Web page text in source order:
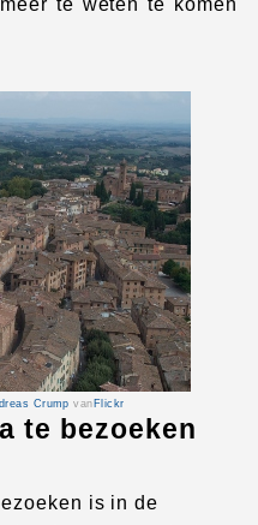
te weten te komen
Crump van Flickr
te bezoeken
is in de